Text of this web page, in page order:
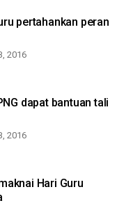
pertahankan peran
2016
dapat bantuan tali
2016
Hari Guru